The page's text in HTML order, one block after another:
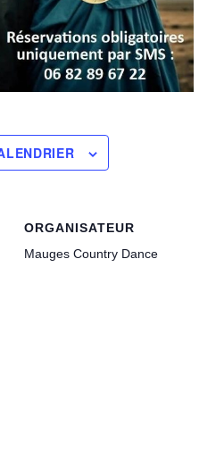
ORGANISATEUR
Mauges Country Dance